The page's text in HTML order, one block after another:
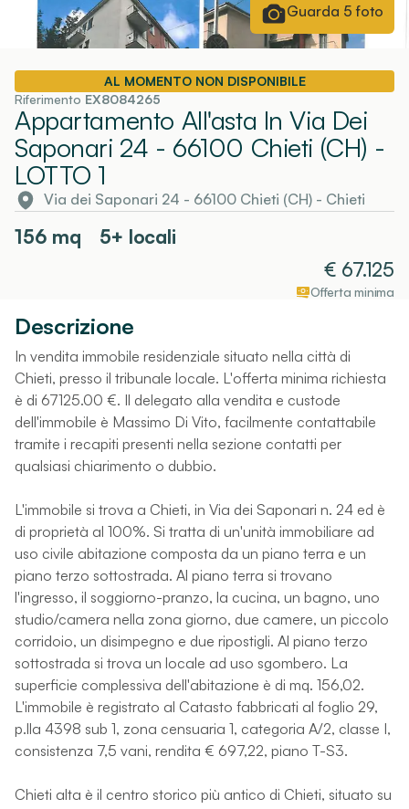
Guarda 5 foto
AL MOMENTO NON DISPONIBILE
Riferimento EX8084265
Appartamento All'asta In Via Dei
Saponari 24 - 66100 Chieti (CH) -
LOTTO 1
Via dei Saponari 24 - 66100 Chieti (CH) - Chieti
156 mq
5+ locali
€ 67.125
Offerta minima
Descrizione
In vendita immobile residenziale situato nella città di
Chieti, presso il tribunale locale. L'offerta minima richiesta
è di 67125.00 €. Il delegato alla vendita e custode
dell'immobile è Massimo Di Vito, facilmente contattabile
tramite i recapiti presenti nella sezione contatti per
qualsiasi chiarimento o dubbio.
L'immobile si trova a Chieti, in Via dei Saponari n. 24 ed è
di proprietà al 100%. Si tratta di un'unità immobiliare ad
uso civile abitazione composta da un piano terra e un
piano terzo sottostrada. Al piano terra si trovano
l'ingresso, il soggiorno-pranzo, la cucina, un bagno, uno
studio/camera nella zona giorno, due camere, un piccolo
corridoio, un disimpegno e due ripostigli. Al piano terzo
sottostrada si trova un locale ad uso sgombero. La
superficie complessiva dell'abitazione è di mq. 156,02.
L'immobile è registrato al Catasto fabbricati al foglio 29,
p.lla 4398 sub 1, zona censuaria 1, categoria A/2, classe I,
consistenza 7,5 vani, rendita € 697,22, piano T-S3.
Chieti alta è il centro storico più antico di Chieti, situato su